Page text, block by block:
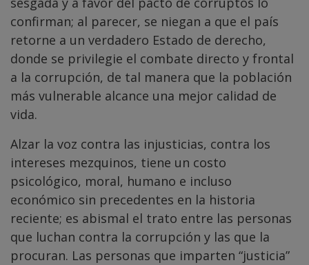
confirman; al parecer, se niegan a que el país
retorne a un verdadero Estado de derecho,
donde se privilegie el combate directo y frontal
a la corrupción, de tal manera que la población
más vulnerable alcance una mejor calidad de
vida.
Alzar la voz contra las injusticias, contra los
intereses mezquinos, tiene un costo
psicológico, moral, humano e incluso
económico sin precedentes en la historia
reciente; es abismal el trato entre las personas
que luchan contra la corrupción y las que la
procuran. Las personas que imparten “justicia”